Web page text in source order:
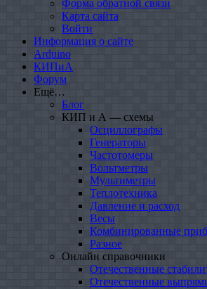
Форма обратной связи
Карта сайта
Войти
Информация о сайте
Arduino
КИПиА
Форум
Ещё…
Блог
КИП и А — схемы
Осциллографы
Генераторы
Частотомеры
Вольтметры
Мультиметры
Теплотехника
Давление и расход
Весы
Комбинированные
Разное
Онлайн справочники
Отечественные
Отечественные